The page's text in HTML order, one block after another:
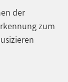
der
zum